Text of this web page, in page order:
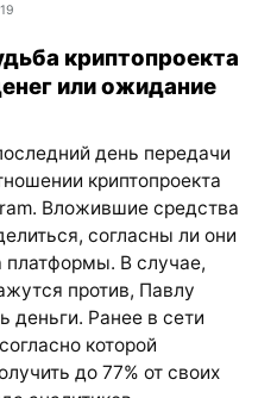
криптопроекта
или ожидание
день передачи
криптопроекта
Вложившие средства
согласны ли они
платформы. В случае,
против, Павлу
деньги. Ранее в сети
которой
до 77% от своих